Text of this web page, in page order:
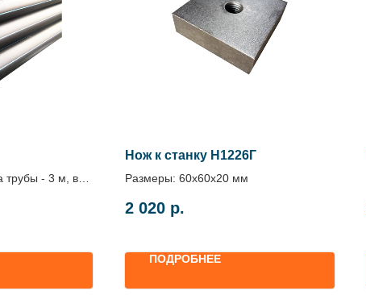
трубы - 3 м, в
Нож к станку Н1226Г
Размеры: 60х60х20 мм
2 020 р.
ПОДРОБНЕЕ